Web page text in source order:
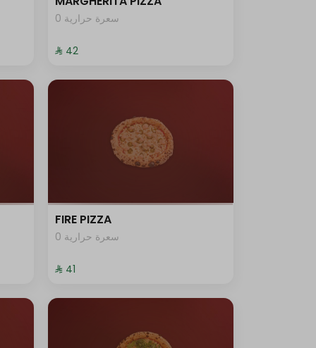
0 سعرة حرارية
⁨⁦‪‬ 42⁩
FIRE PIZZA
0 سعرة حرارية
⁨⁦‪‬ 41⁩